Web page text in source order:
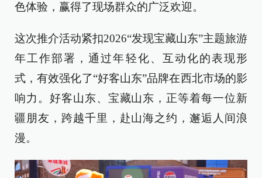
色体验，赢得了现场群众的广泛欢迎。
这次推介活动紧扣2026“发现宝藏山东”主题旅游
年工作部署，通过年轻化、互动化的表现形
式，有效强化了“好客山东”品牌在西北市场的影
响力。好客山东、宝藏山东，正等着每一位新
疆朋友，跨越千里，赴山海之约，邂逅人间浪
漫。